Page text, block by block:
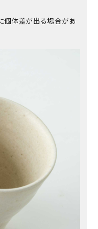
個体差が出る場合があ